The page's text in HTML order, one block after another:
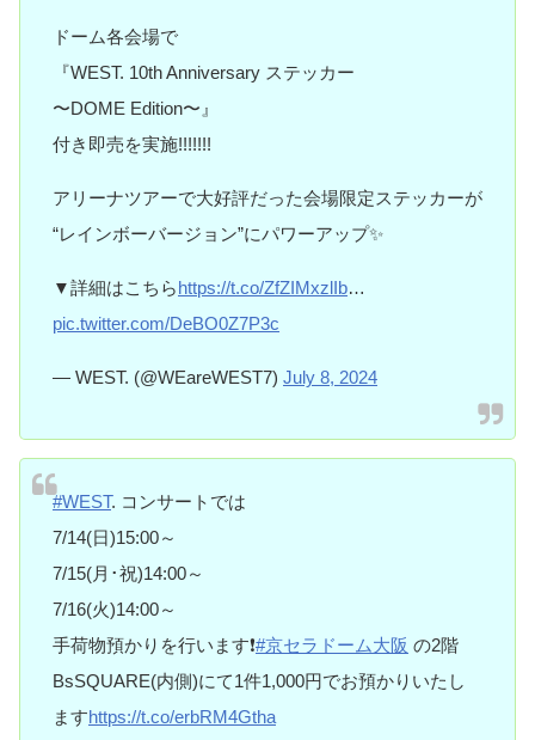
ドーム各会場で
『WEST. 10th Anniversary ステッカー
〜DOME Edition〜』
付き即売を実施!!!!!!!
アリーナツアーで大好評だった会場限定ステッカーが
“レインボーバージョン”にパワーアップ✨
▼詳細はこちらhttps://t.co/ZfZIMxzlIb…
pic.twitter.com/DeBO0Z7P3c
— WEST. (@WEareWEST7) July 8, 2024
#WEST. コンサートでは
7/14(日)15:00～
7/15(月･祝)14:00～
7/16(火)14:00～
手荷物預かりを行います❗️#京セラドーム大阪 の2階
BsSQUARE(内側)にて1件1,000円でお預かりいたし
ますhttps://t.co/erbRM4Gtha